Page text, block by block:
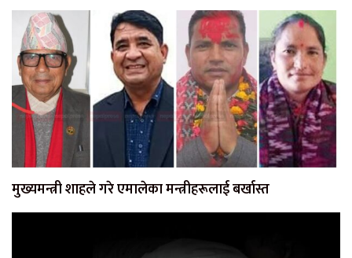
मुख्यमन्त्री शाहले गरे एमालेका मन्त्रीहरूलाई बर्खास्त